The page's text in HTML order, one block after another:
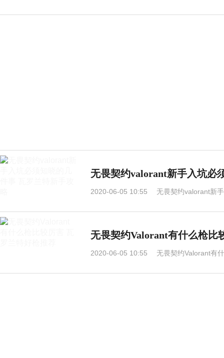
无畏契约valorant新手入坑必
2020-06-05 10:55 无畏契约valorant新
无畏契约Valorant有什么枪比
2020-06-05 10:55 无畏契约Valorant有